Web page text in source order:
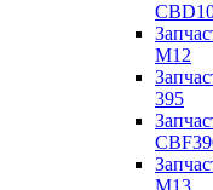
M12
395
M13